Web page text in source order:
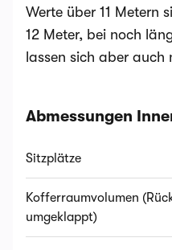
Werte über 11 Metern
12 Meter, bei noch
lassen sich aber auch
Abmessungen
Sitzplätze
Kofferraumvolumen
umgeklappt)